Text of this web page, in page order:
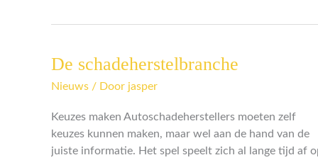
De schadeherstelbranche
Nieuws / Door jasper
Keuzes maken Autoschadeherstellers moeten zelf
keuzes kunnen maken, maar wel aan de hand van de
juiste informatie. Het spel speelt zich al lange tijd af
De